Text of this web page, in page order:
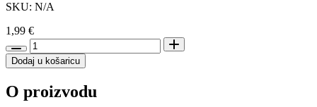
SKU: N/A
1,99 €
Trixie
poslastica
za
Beef
Dodaj u košaricu
O proizvodu